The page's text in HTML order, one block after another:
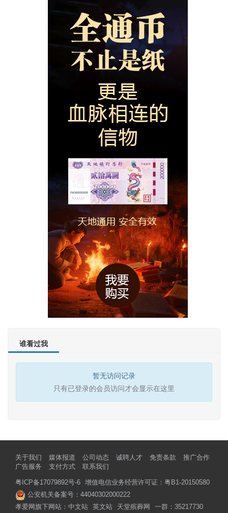
谁看过我
暂无访问记录
只有已登录的会员访问才会显示在这里
关于我们 媒体报道 公司动态 诚聘人才 免责条款
推广合作
广告服务
支付方式 联系我们
粤ICP备17079892号-6 增值电信业务经营许可证：粤B1-20150580
公安机关备案号：44040302000222
孝爱网旗下网站： 中文站 英文站 天堂殡葬网 一群：35217730